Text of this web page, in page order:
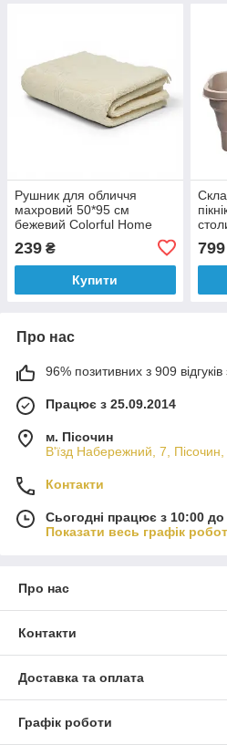
Рушник для обличчя
махровий 50*95 см
бежевий Colorful Home
239 ₴
Купити
799
Про нас
96% позитивних з 909 відгуків
Працює з 25.09.2014
м. Пісочин
В'їзд Набережний, 7, Пісочин,
Контакти
Сьогодні працює з 10:00 до
Показати весь графік
Про нас
Контакти
Доставка та оплата
Графік роботи